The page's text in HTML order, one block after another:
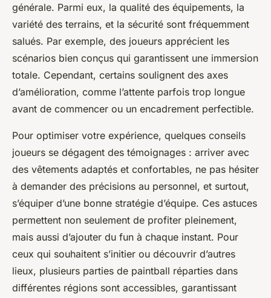
générale. Parmi eux, la qualité des équipements, la
variété des terrains, et la sécurité sont fréquemment
salués. Par exemple, des joueurs apprécient les
scénarios bien conçus qui garantissent une immersion
totale. Cependant, certains soulignent des axes
d’amélioration, comme l’attente parfois trop longue
avant de commencer ou un encadrement perfectible.
Pour optimiser votre expérience, quelques conseils
joueurs se dégagent des témoignages : arriver avec
des vêtements adaptés et confortables, ne pas hésiter
à demander des précisions au personnel, et surtout,
s’équiper d’une bonne stratégie d’équipe. Ces astuces
permettent non seulement de profiter pleinement,
mais aussi d’ajouter du fun à chaque instant. Pour
ceux qui souhaitent s’initier ou découvrir d’autres
lieux, plusieurs parties de paintball réparties dans
différentes régions sont accessibles, garantissant